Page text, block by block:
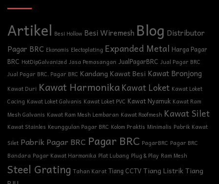
Artikel Besi Hollow Besi Wiremesh Blog Distributor
Pagar BRC Ekonomis Electoplating Expanded Metal Harga Pagar
BRC HotDipGalvanized Jasa Pemasangan JualPagarBRC Jual Pagar BRC
Jual Pagar BRC. Pagar BRC Kandang Kawat Besi Kawat Bronjong
Kawat Duri Kawat HarmonikaKawat Loket Kawat Loket
Cacing Kawat Loket Galvanis Kawat Loket PVC Kawat Nyamuk Kawat Ram
Mesh Galvanis Kawat Ram Mesh Lembaran Kawat Roofmesh Kawat Silet
Kawat Stainles Keunggulan Pagar BRC Kolom Praktis Minimalis Pabrik Kawat
Silet Pabrik Pagar BRC Pagar BRC PagarBRC Pagar BRC
Bandara Pagar Kawat Harmonika Plat Lubang Plug & Play Ram Mesh
Steel Grating Tahan Karat Tiang CCTVTiang ListrikTiang